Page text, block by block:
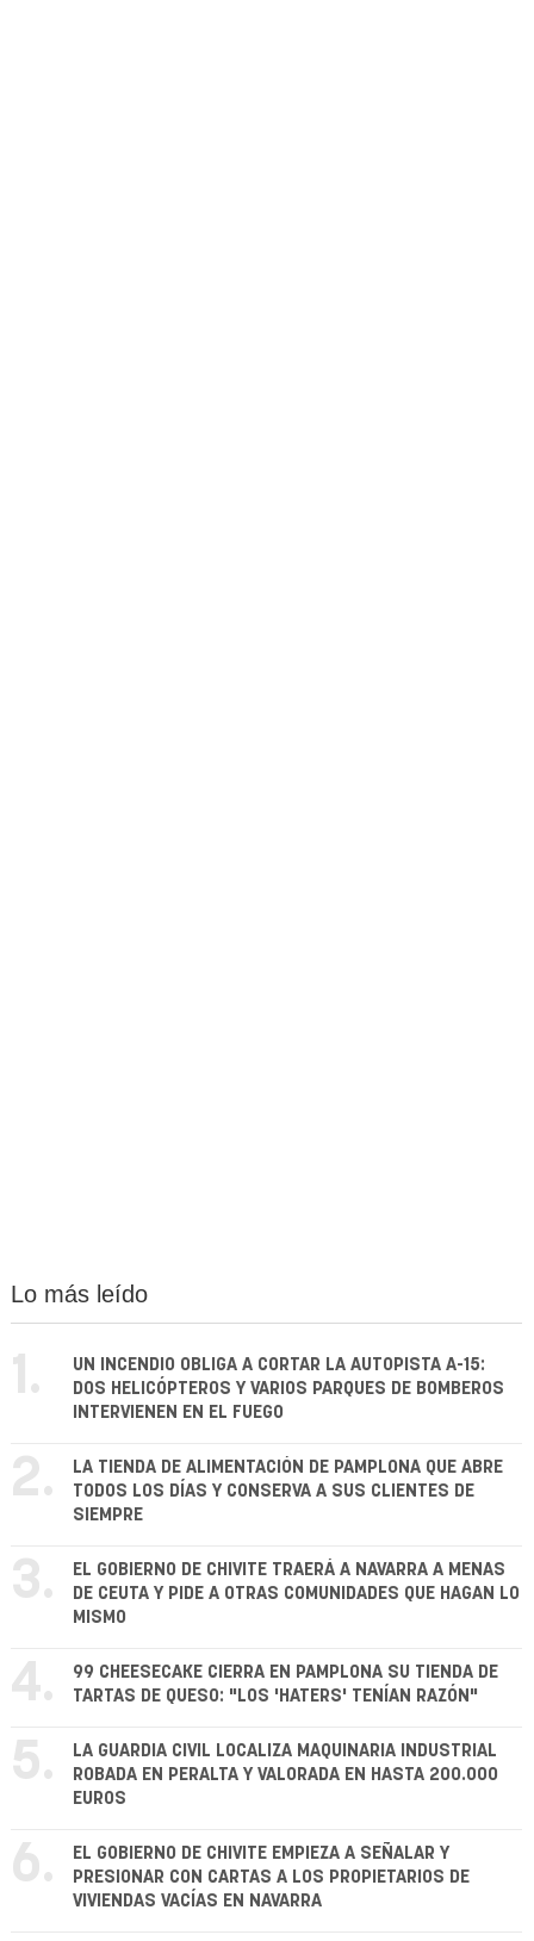
Lo más leído
1.
UN INCENDIO OBLIGA A CORTAR LA AUTOPISTA A-15:
DOS HELICÓPTEROS Y VARIOS PARQUES DE BOMBEROS
INTERVIENEN EN EL FUEGO
2.
LA TIENDA DE ALIMENTACIÓN DE PAMPLONA QUE ABRE
TODOS LOS DÍAS Y CONSERVA A SUS CLIENTES DE
SIEMPRE
3.
EL GOBIERNO DE CHIVITE TRAERÁ A NAVARRA A MENAS
DE CEUTA Y PIDE A OTRAS COMUNIDADES QUE HAGAN LO
MISMO
4.
99 CHEESECAKE CIERRA EN PAMPLONA SU TIENDA DE
TARTAS DE QUESO: "LOS 'HATERS' TENÍAN RAZÓN"
5.
LA GUARDIA CIVIL LOCALIZA MAQUINARIA INDUSTRIAL
ROBADA EN PERALTA Y VALORADA EN HASTA 200.000
EUROS
6.
EL GOBIERNO DE CHIVITE EMPIEZA A SEÑALAR Y
PRESIONAR CON CARTAS A LOS PROPIETARIOS DE
VIVIENDAS VACÍAS EN NAVARRA